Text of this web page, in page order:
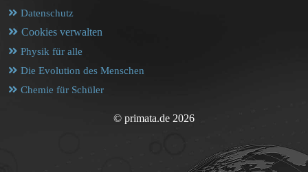
Datenschutz
Cookies verwalten
Physik für alle
Die Evolution des Menschen
Chemie für Schüler
© primata.de 2026